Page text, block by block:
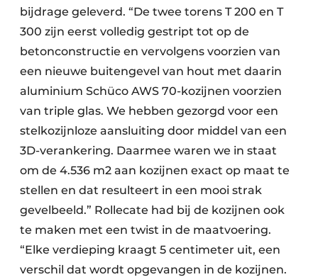
bijdrage geleverd. “De twee torens T 200 en T
300 zijn eerst volledig gestript tot op de
betonconstructie en vervolgens voorzien van
een nieuwe buitengevel van hout met daarin
aluminium Schüco AWS 70-kozijnen voorzien
van triple glas. We hebben gezorgd voor een
stelkozijnloze aansluiting door middel van een
3D-verankering. Daarmee waren we in staat
om de 4.536 m2 aan kozijnen exact op maat te
stellen en dat resulteert in een mooi strak
gevelbeeld.” Rollecate had bij de kozijnen ook
te maken met een twist in de maatvoering.
“Elke verdieping kraagt 5 centimeter uit, een
verschil dat wordt opgevangen in de kozijnen.